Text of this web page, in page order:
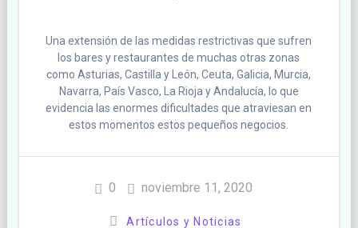
Una extensión de las medidas restrictivas que sufren
los bares y restaurantes de muchas otras zonas
como Asturias, Castilla y León, Ceuta, Galicia, Murcia,
Navarra, País Vasco, La Rioja y Andalucía, lo que
evidencia las enormes dificultades que atraviesan en
estos momentos estos pequeños negocios.
0 noviembre 11, 2020
Artículos y Noticias